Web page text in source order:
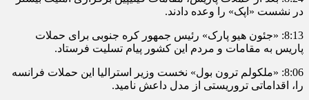
در نشست «اپک» را وعده دادند.
8:13: «جئون هیو پارک» رئیس جمهور کره جنوبی برای حملات
پاریس به مقامات و مردم این کشور پیام تسلیت فرستاد.
8:06: «ملکولم ترون بول» نخست وزیر استرالیا این حملات فرانسه
را، اقداماتی تروریستی از مدل داعش نامید.